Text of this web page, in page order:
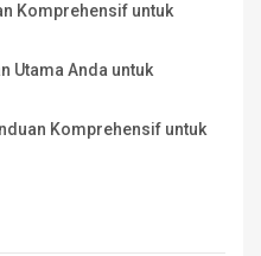
Komprehensif untuk
Utama Anda untuk
Komprehensif untuk